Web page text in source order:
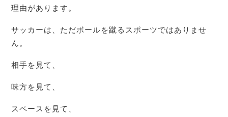
理由があります。
サッカーは、ただボールを蹴るスポーツではありませ
ん。
相手を見て、
味方を見て、
スペースを見て、